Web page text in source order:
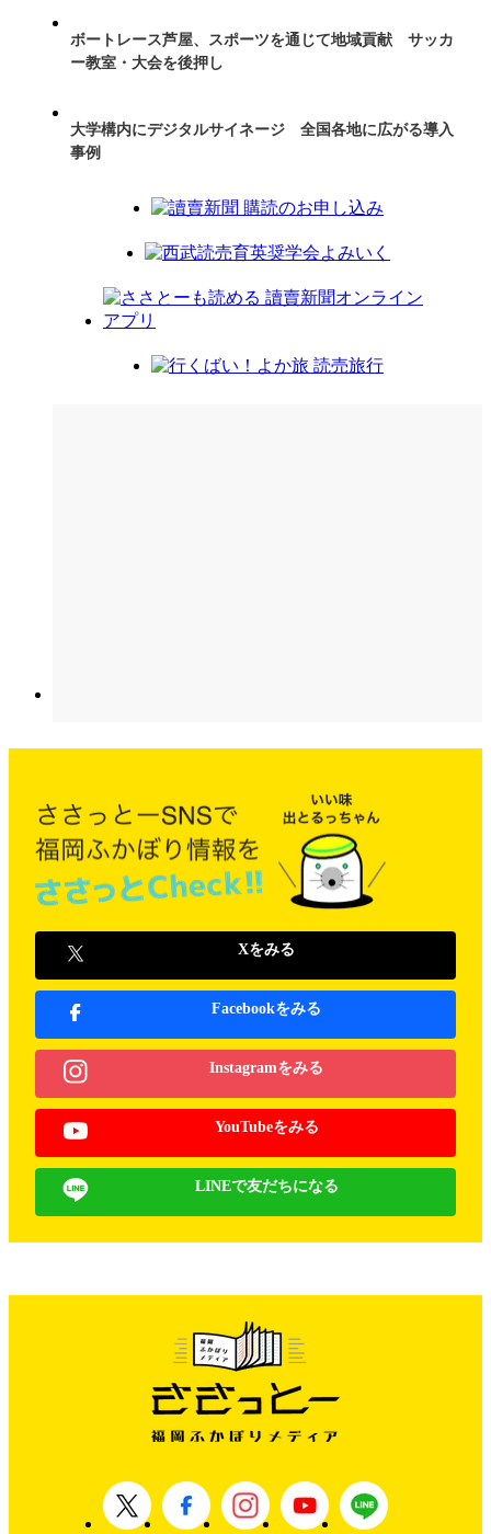
ボートレース芦屋、スポーツを通じて地域貢献 サッカ
ー教室・大会を後押し
大学構内にデジタルサイネージ 全国各地に広がる導入
事例
Xをみる
Facebookをみる
Instagramをみる
YouTubeをみる
LINEで友だちになる